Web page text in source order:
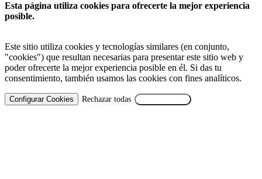
Esta página utiliza cookies para ofrecerte la mejor experiencia
posible.
Este sitio utiliza cookies y tecnologías similares (en conjunto,
"cookies") que resultan necesarias para presentar este sitio web y
poder ofrecerte la mejor experiencia posible en él. Si das tu
consentimiento, también usamos las cookies con fines analíticos.
Configurar Cookies Rechazar todas